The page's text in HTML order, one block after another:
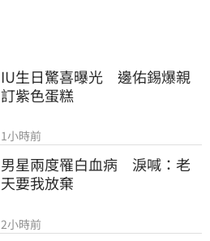
IU生日驚喜曝光　邊佑錫爆親
訂紫色蛋糕
1小時前
男星兩度罹白血病　淚喊：老
天要我放棄
2小時前